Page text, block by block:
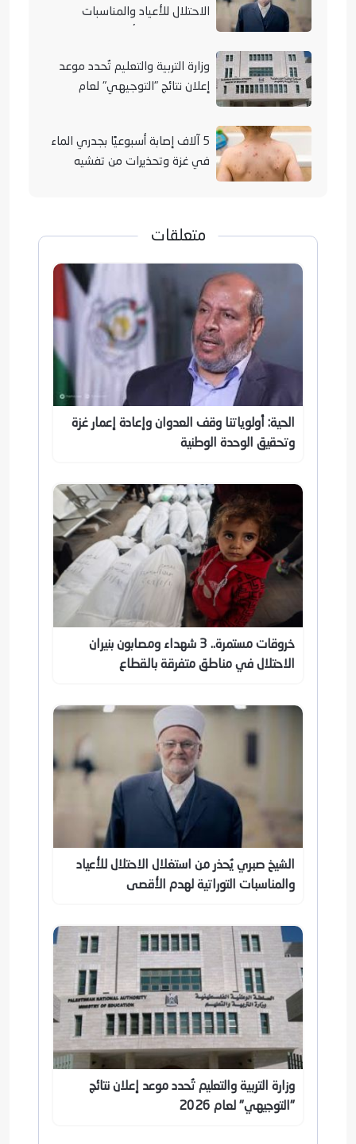
الاحتلال للأعياد والمناسبات
وزارة التربية والتعليم تُحدد موعد
إعلان نتائج "التوجيهي" لعام
5 آلاف إصابة أسبوعيًا بجدري الماء
في غزة وتحذيرات من تفشيه
متعلقات
الحية: أولوياتنا وقف العدوان وإعادة إعمار غزة
وتحقيق الوحدة الوطنية
خروقات مستمرة.. 3 شهداء ومصابون بنيران
الاحتلال في مناطق متفرقة بالقطاع
الشيخ صبري يُحذر من استغلال الاحتلال للأعياد
والمناسبات التوراتية لهدم الأقصى
وزارة التربية والتعليم تُحدد موعد إعلان نتائج
"التوجيهي" لعام 2026